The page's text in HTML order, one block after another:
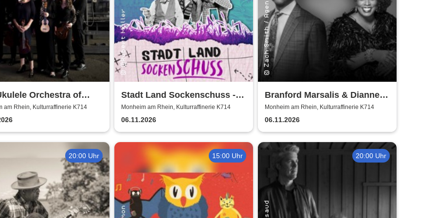
Orchestra of
Britain
am Rhein, Kulturraffinerie K714
Stadt Land Sockenschuss -
Kabarett-Theater Distel
Monheim am Rhein, Kulturraffinerie K714
06.11.2026
Branford Marsalis & Dianne
Reeves celebrate John
Coltrane
Monheim am Rhein, Kulturraffinerie K714
06.11.2026
20:00 Uhr 15:00 Uhr 20:00 Uhr